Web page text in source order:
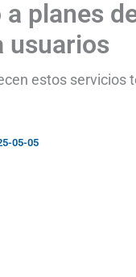
planes
usuarios
estos
05-05